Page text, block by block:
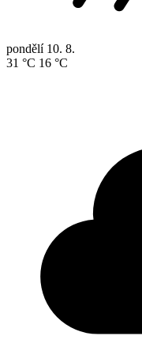
pondělí 10. 8.
31 °C 16 °C